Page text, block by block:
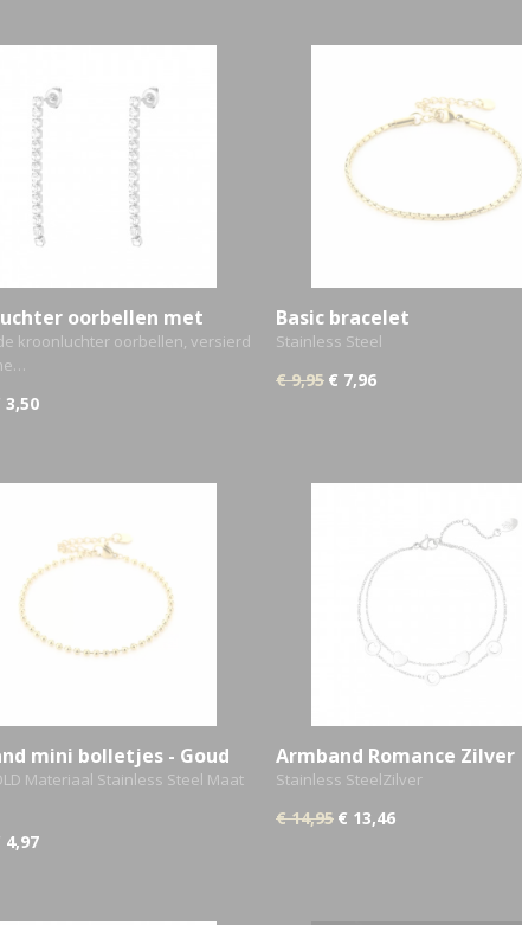
oorbellen met
kroonluchter oorbellen, versierd
3,50
Basic bracelet
Stainless Steel
€ 9,95 € 7,96
mini bolletjes - Goud
Materiaal Stainless Steel Maat
4,97
Armband Romance Zilver
Stainless SteelZilver
€ 14,95 € 13,46